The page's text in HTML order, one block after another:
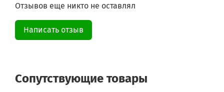
Отзывов еще никто не оставлял
Написать отзыв
Сопутствующие товары